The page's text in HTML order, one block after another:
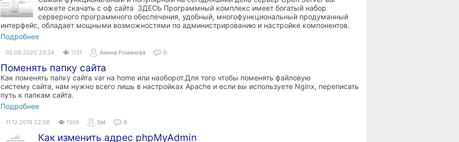
можете скачать с оф сайта ЗДЕСЬ Программный комплекс имеет богатый набор
серверного программного обеспечения, удобный, многофункциональный продуманный
интерфейс, обладает мощными возможностями по администрированию и настройке компонентов.
Подробнее
02.08.2020 23:34 1131 Амина Романова 0
Поменять папку сайта
Как поменять папку сайта var на home или наоборот.Для того чтобы поменять файловую
систему сайта, нам нужно всего лишь в настройках Apache и если вы используете Nginx, переписать
путь к папкам сайта.
Подробнее
11.12.2019 22:58 1306 Set 0
Как изменить адрес phpMyAdmin